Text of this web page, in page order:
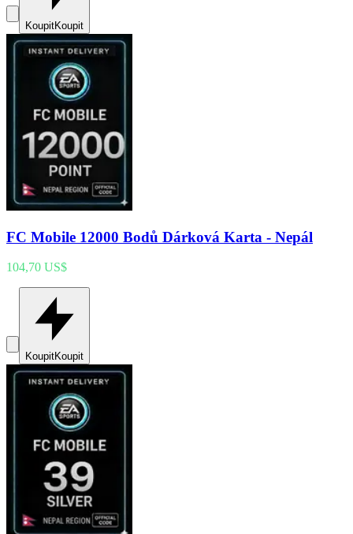
KoupitKoupit
FC Mobile 12000 Bodů Dárková Karta - Nepál
104,70 US$
KoupitKoupit